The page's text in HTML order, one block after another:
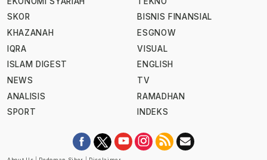
SKOR
KHAZANAH
IQRA
ISLAM DIGEST
NEWS
ANALISIS
SPORT
BISNIS FINANSIAL
ESGNOW
VISUAL
ENGLISH
TV
RAMADHAN
INDEKS